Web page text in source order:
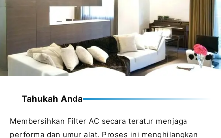
Tahukah Anda
Membersihkan Filter AC secara teratur menjaga
performa dan umur alat. Proses ini menghilangkan